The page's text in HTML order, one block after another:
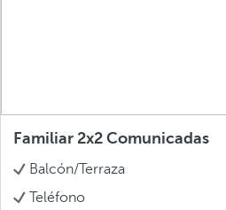
Familiar 2x2 Comunicadas
Balcón/Terraza
Teléfono